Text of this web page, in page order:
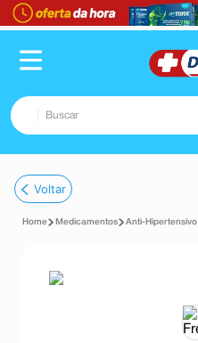
Buscar
1º fralda
pampers confort sec max
Voltar
Medicamentos Anti-Hipertensivo